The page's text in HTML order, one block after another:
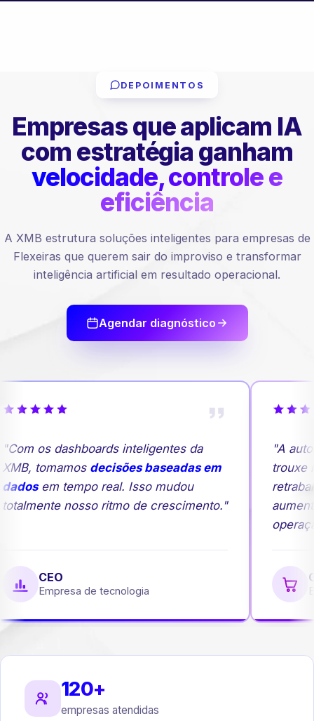
DEPOIMENTOS
Empresas que aplicam IA
com estratégia ganham
velocidade, controle e
eficiência
A XMB estrutura soluções inteligentes para empresas de
Flexeiras que querem sair do improviso e transformar
inteligência artificial em resultado operacional.
Agendar diagnóstico
os dashboards inteligentes da
tomamosdecisões baseadas em
em tempo real. Isso mudou
nosso ritmo de crescimento."
CEO
Empresa de tecnologia
"A
trouxe
120+
empresas atendidas